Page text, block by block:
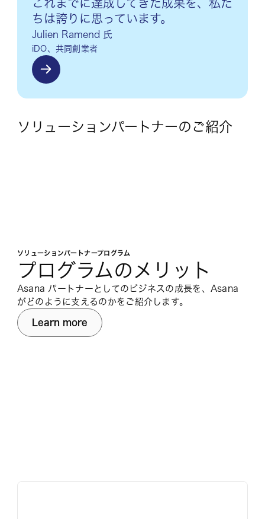
これまでに達成してきた成果を、私た
ちは誇りに思っています。
Julien Ramend 氏
iDO、共同創業者
ソリューションパートナーのご紹介
ソリューションパートナープログラム
プログラムのメリット
Asana パートナーとしてのビジネスの成長を、Asana
がどのように支えるのかをご紹介します。
Learn more